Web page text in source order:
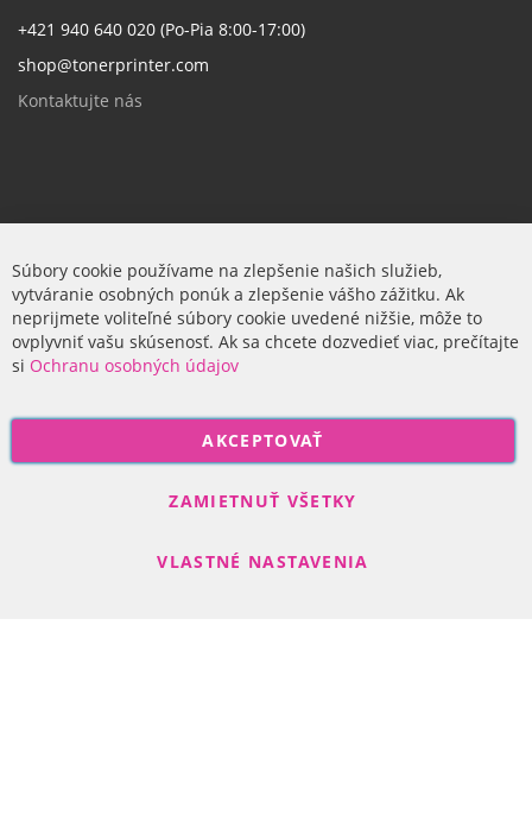
+421 940 640 020 (Po-Pia 8:00-17:00)
shop@tonerprinter.com
Kontaktujte nás
Firma
O nás
P
Súbory cookie používame na zlepšenie našich služieb,
vytváranie osobných ponúk a zlepšenie vášho zážitku. Ak
neprijmete voliteľné súbory cookie uvedené nižšie, môže to
ovplyvniť vašu skúsenosť. Ak sa chcete dozvedieť viac, prečítajte
si Ochranu osobných údajov
AKCEPTOVAŤ
ZAMIETNUŤ VŠETKY
VLASTNÉ NASTAVENIA